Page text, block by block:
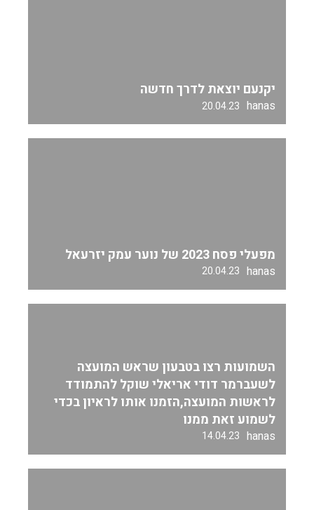
יקנעם יוצאת לדרך חדשה
hanas
20.04.23
מפעלי פסח 2023 של נוער עמק יזרעאל
hanas
20.04.23
השמועות רצו בטבעון שראש המועצה
לשעברמר דודי אריאלי שוקל להתמודד
לראשות המועצה,הזמנו אותו לראיון בכדי
לשמוע זאת ממנו
hanas
14.04.23